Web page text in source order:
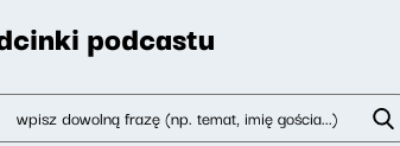
podcastu